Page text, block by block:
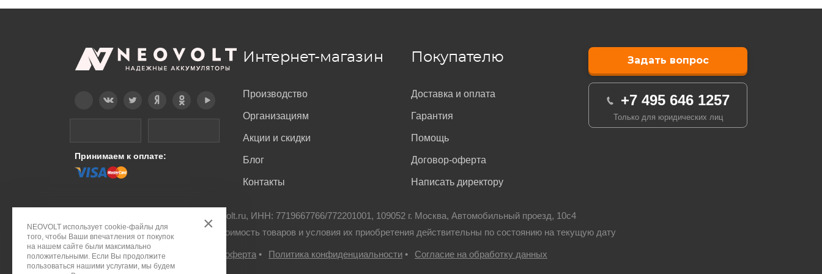
×
NEOVOLT использует cookie-файлы для
того, чтобы Ваши впечатления от покупок
на нашем сайте были максимально
положительными. Если Вы продолжите
пользоваться нашими услугами, мы будем
Принимаем к оплате:
Интернет-магазин
Производство
Организациям
Акции и скидки
Блог
Контакты
Покупателю
Доставка и оплата
Гарантия
Помощь
Договор-оферта
Написать директору
Задать вопрос
+7 495 646 1257
Только для юридических лиц
neovolt.ru, ИНН: 7719667766/772201001, 109052 г. Москва, Автомобильный проезд, 10с4
Все права защищены. Указанная стоимость товаров и условия их приобретения действительны по состоянию на текущую дату
Правовое положение• Публичная оферта • Политика конфиденциальности • Согласие на обработку данных